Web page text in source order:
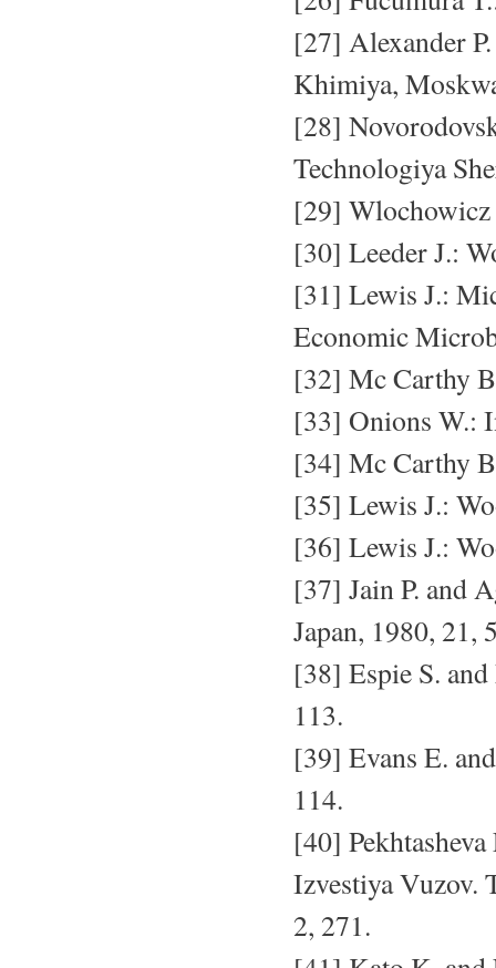
[27] Alexander
Khimiya,
[28]
Technologiya
[29] Wlochowicz
[30] Leeder J.:
[31] Lewis J.:
Economic
[32] Mc Carthy
[33] Onions W.:
[34] Mc Carthy
[35] Lewis J.:
[36] Lewis J.:
[37] Jain P. and
Japan, 1980, 21,
[38] Espie S.
113.
[39] Evans E.
114.
[40]
Izvestiya Vuzov.
2, 271.